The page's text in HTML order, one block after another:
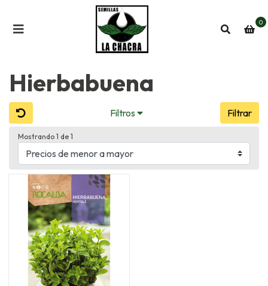
0
Hierbabuena
Filtros Filtrar
Mostrando 1 de 1